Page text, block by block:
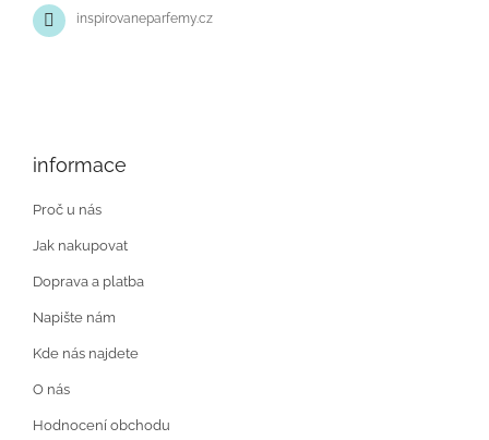
inspirovaneparfemy.cz
informace
Proč u nás
Jak nakupovat
Doprava a platba
Napište nám
Kde nás najdete
O nás
Hodnocení obchodu